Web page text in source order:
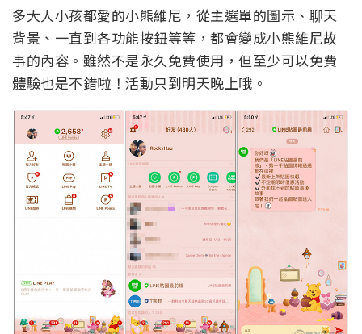
多大人小孩都愛的小熊維尼，從主選單的圖示、聊天
背景、一直到各功能按鈕等等，都會變成小熊維尼故
事的內容。雖然不是永久免費使用，但至少可以免費
體驗也是不錯啦！活動只到明天晚上哦。